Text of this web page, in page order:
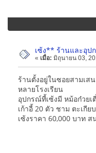
เซ้ง** ร้านและอุป
« เมื่อ: มิถุนายน 03,
ร้านตั้งอยู่ในซอยสามเส
หลายโรงเรียน
อุปกรณ์ที้เซ้งมี หม้อก๋วยเ
เก้าอี้ 20 ตัว ชาม ตะเกี
เซ้งราคา 60,000 บาท